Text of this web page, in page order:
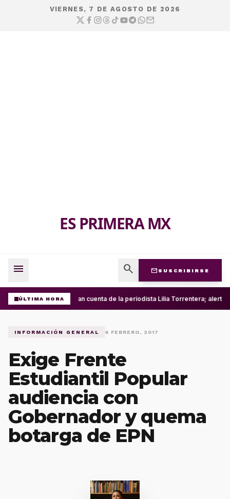
VIERNES, 7 DE AGOSTO DE 2026
ES PRIMERA MX
menu search mail SUSCRIBIRSE
ÚLTIMA HORA Roban cuenta de la periodista Lilia Torrentera;
INFORMACIÓN GENERAL 6 FEBRERO, 2017
Exige Frente
Estudiantil Popular
audiencia con
Gobernador y quema
botarga de EPN